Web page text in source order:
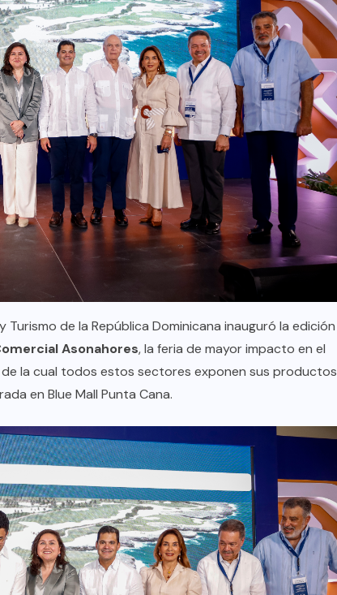
de la República Dominicana inauguró la edición
Asonahores, la feria de mayor impacto en el
la cual todos estos sectores exponen sus productos
en Blue Mall Punta Cana.